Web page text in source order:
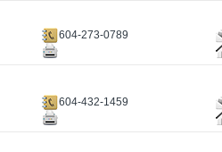
604-273-0789
604-432-1459